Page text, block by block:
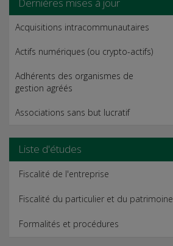
Acquisitions intracommunautaires
Actifs numériques (ou crypto-actifs)
Adhérents des organismes de
gestion agréés
Associations sans but lucratif
Liste d'études
Fiscalité de l'entreprise
Fiscalité du particulier et du patrimoine
Formalités et procédures